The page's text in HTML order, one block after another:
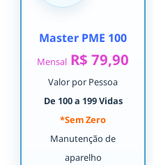
Master PME 100
Mensal R$ 79,90
Valor por Pessoa
De 100 a 199 Vidas
*Sem Zero
Manutenção de
aparelho